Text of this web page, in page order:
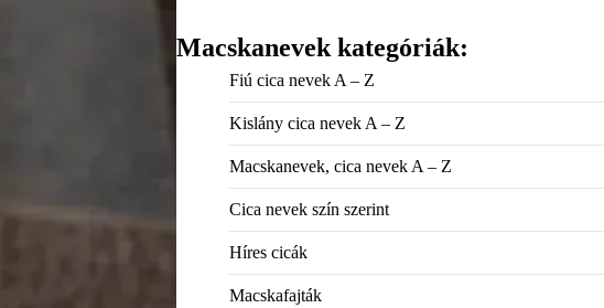
Macskanevek kategóriák:
Fiú cica nevek A – Z
Kislány cica nevek A – Z
Macskanevek, cica nevek A – Z
Cica nevek szín szerint
Híres cicák
Macskafajták